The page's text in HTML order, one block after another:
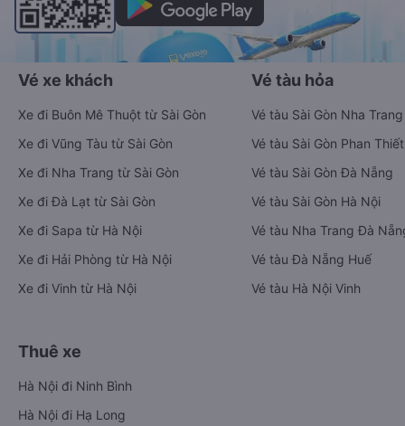
Vé xe khách
Xe đi Buôn Mê Thuột từ Sài Gòn
Xe đi Vũng Tàu từ Sài Gòn
Xe đi Nha Trang từ Sài Gòn
Xe đi Đà Lạt từ Sài Gòn
Xe đi Sapa từ Hà Nội
Xe đi Hải Phòng từ Hà Nội
Xe đi Vinh từ Hà Nội
Vé tàu hỏa
Vé tàu Sài Gòn Nha Trang
Vé tàu Sài Gòn Phan Thiết
Vé tàu Sài Gòn Đà Nẵng
Vé tàu Sài Gòn Hà Nội
Vé tàu Nha Trang Đà
Vé tàu Đà Nẵng Huế
Vé tàu Hà Nội Vinh
Thuê xe
Hà Nội đi Ninh Bình
Hà Nội đi Hạ Long